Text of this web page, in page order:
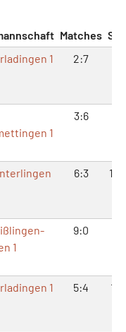
Matches
1 2:7
1
3:6
6:3
1
9:0
1 5:4